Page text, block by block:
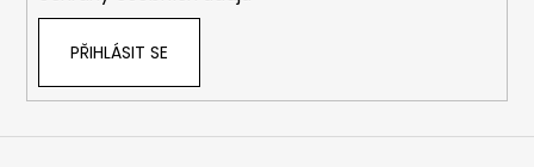
PŘIHLÁSIT SE